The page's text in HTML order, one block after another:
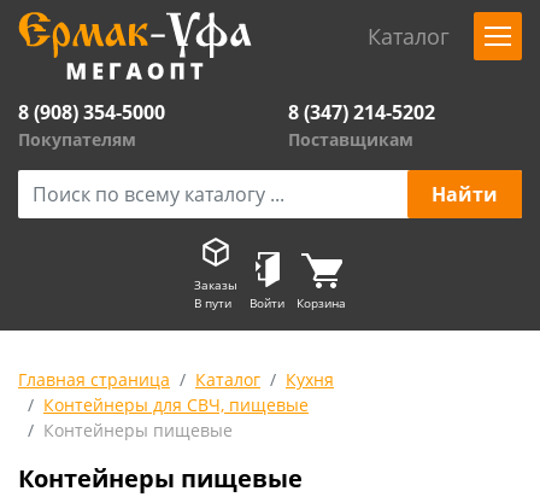
Каталог
8 (908) 354-5000
Покупателям
8 (347) 214-5202
Поставщикам
Заказы
В пути
Войти Корзина
Главная страница Каталог
Кухня
Контейнеры для СВЧ, пищевые
Контейнеры пищевые
Контейнеры пищевые